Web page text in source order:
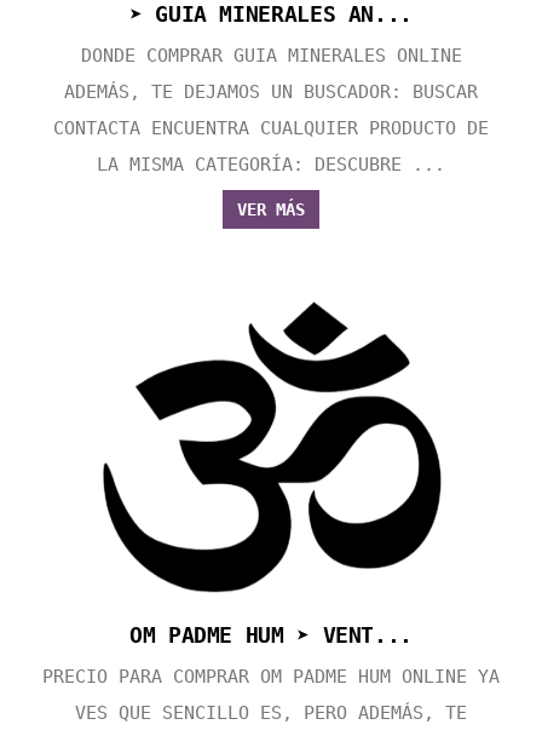
➤ GUIA MINERALES AN...
DONDE COMPRAR GUIA MINERALES ONLINE
ADEMÁS, TE DEJAMOS UN BUSCADOR: BUSCAR
CONTACTA ENCUENTRA CUALQUIER PRODUCTO DE
LA MISMA CATEGORÍA: DESCUBRE ...
VER MÁS
OM PADME HUM ➤ VENT...
PRECIO PARA COMPRAR OM PADME HUM ONLINE YA
VES QUE SENCILLO ES, PERO ADEMÁS, TE